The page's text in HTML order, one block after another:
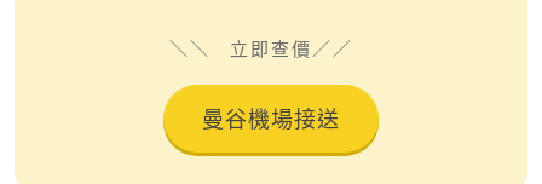
立即查價
曼谷機場接送